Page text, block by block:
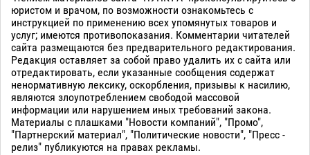
юристом и врачом, по возможности ознакомьтесь с
инструкцией по применению всех упомянутых товаров и
услуг; имеются противопоказания. Комментарии читателей
сайта размещаются без предварительного редактирования.
Редакция оставляет за собой право удалить их с сайта или
отредактировать, если указанные сообщения содержат
ненормативную лексику, оскорбления, призывы к насилию,
являются злоупотреблением свободой массовой
информации или нарушением иных требований закона.
Материалы с плашками "Новости компаний", "Промо",
"Партнерский материал", "Политические новости", "Пресс -
релиз" публикуются на правах рекламы.